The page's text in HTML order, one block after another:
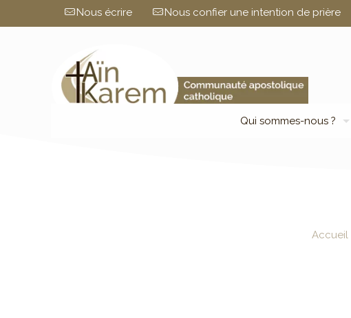
Nous écrire Nous confier une intention de prière
Qui sommes-nous ?
Accueil